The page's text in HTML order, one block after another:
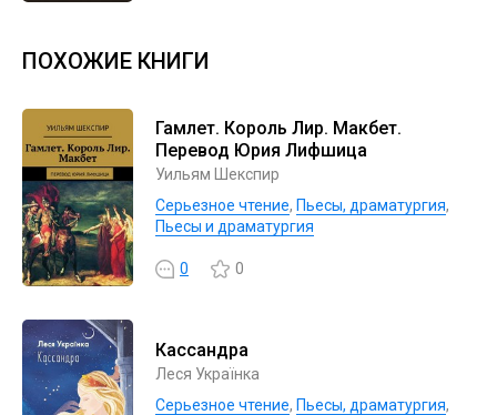
ПОХОЖИЕ КНИГИ
Гамлет. Король Лир. Макбет.
Перевод Юрия Лифшица
Уильям Шекспир
Серьезное чтение, Пьесы, драматургия,
Пьесы и драматургия
0 0
Кассандра
Леся Українка
Серьезное чтение, Пьесы, драматургия,